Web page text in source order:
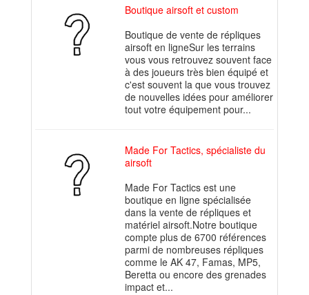
Boutique airsoft et custom
Boutique de vente de répliques
airsoft en ligneSur les terrains
vous vous retrouvez souvent face
à des joueurs très bien équipé et
c'est souvent la que vous trouvez
de nouvelles idées pour améliorer
tout votre équipement pour...
Made For Tactics, spécialiste du
airsoft
Made For Tactics est une
boutique en ligne spécialisée
dans la vente de répliques et
matériel airsoft.Notre boutique
compte plus de 6700 références
parmi de nombreuses répliques
comme le AK 47, Famas, MP5,
Beretta ou encore des grenades
impact et...